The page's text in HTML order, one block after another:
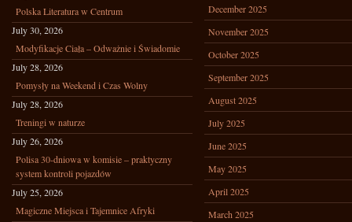
Polska Literatura w Centrum
July 30, 2026
Modyfikacje Ciała – Odważnie i Świadomie
July 28, 2026
Pomysły na Weekend i Czas Wolny
July 28, 2026
Treningi w naturze
July 26, 2026
Polisa 30-dniowa w komisie – praktyczny
system kontroli pojazdów
July 25, 2026
Magiczne Miejsca i Tajemnice Afryki
December 2025
November 2025
October 2025
September 2025
August 2025
July 2025
June 2025
May 2025
April 2025
March 2025